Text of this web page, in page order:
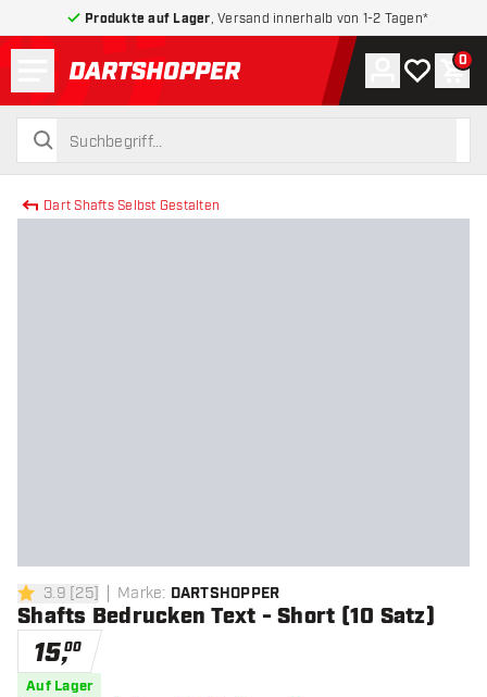
Produkte auf Lager , Versand innerhalb von 1-2 Tagen*
zurück zur Startseite
suchen
suchen
Konto
Meine 0
Dart Shafts Selbst Gestalten
3.9 Bewertungssterne
3.9 [25] Marke: DARTSHOPPER
Shafts Bedrucken Text - Short (10 Satz)
15,00
Auf Lager